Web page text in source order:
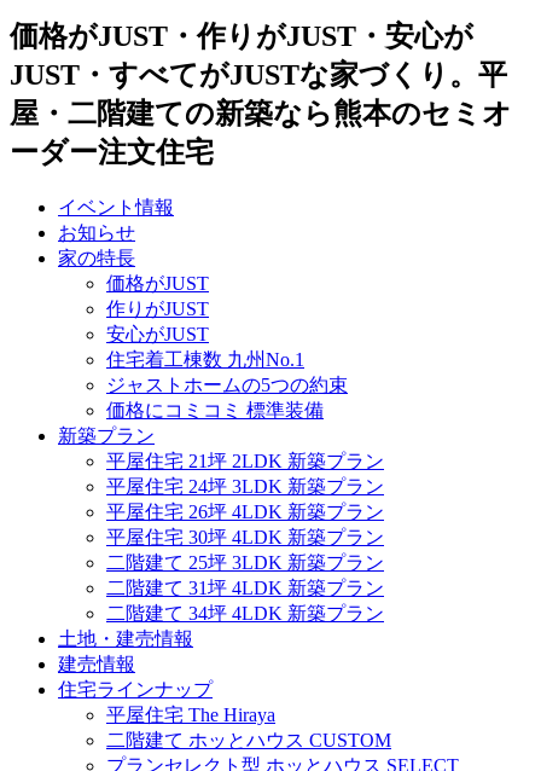
価格がJUST・作りがJUST・安心が
JUST・すべてがJUSTな家づくり。平
屋・二階建ての新築なら熊本のセミオ
ーダー注文住宅
イベント情報
お知らせ
家の特長
価格がJUST
作りがJUST
安心がJUST
住宅着工棟数 九州No.1
ジャストホームの5つの約束
価格にコミコミ 標準装備
新築プラン
平屋住宅 21坪 2LDK 新築プラン
平屋住宅 24坪 3LDK 新築プラン
平屋住宅 26坪 4LDK 新築プラン
平屋住宅 30坪 4LDK 新築プラン
二階建て 25坪 3LDK 新築プラン
二階建て 31坪 4LDK 新築プラン
二階建て 34坪 4LDK 新築プラン
土地・建売情報
建売情報
住宅ラインナップ
平屋住宅 The Hiraya
二階建て ホッとハウス CUSTOM
プランセレクト型 ホッとハウス SELECT